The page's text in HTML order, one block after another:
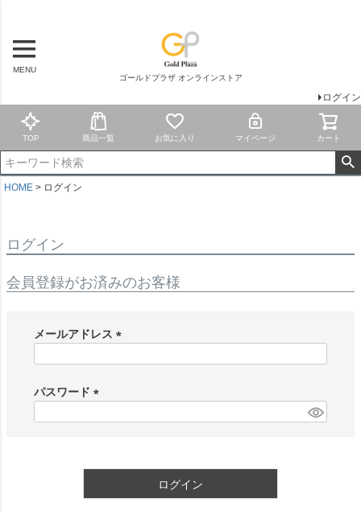
MENU
ゴールドプラザ オンラインストア
ログイン
TOP 商品一覧 お気に入り マイページ カート
HOME ログイン
ログイン
会員登録がお済みのお客様
メールアドレス
)
パスワード
ログイン